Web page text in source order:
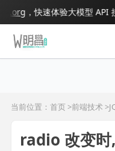
，快速体验大模型 API 接
当前位置：首页 >前端技术 >
radio 改变